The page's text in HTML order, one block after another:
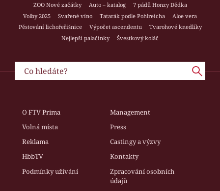
ZOO Nové začátky
Auto – katalog
7 pádů Honzy Dědka
Volby 2025
Svařené víno Tatarák podle Pohlreicha
Aloe vera
Pěstování lichořeřišnice
Výpočet ascendentu
Tvarohové knedlíky
Nejlepší palačinky
Švestkový koláč
O FTV Prima
Management
Volná místa
Press
Reklama
Castingy a výzvy
HbbTV
Kontakty
Podmínky užívání
Zpracování osobních
údajů